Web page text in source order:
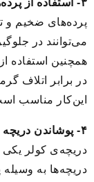
۳- استفاده از پرده‌های ضخیم
پرده‌های ضخیم و
می‌توانند در
همچنین استفاده
در برابر اتلاف
این‌کار مناسب
۴- پوشاندن دریچه کولر
دریچه‌ی کولر یکی
دریچه‌ها به